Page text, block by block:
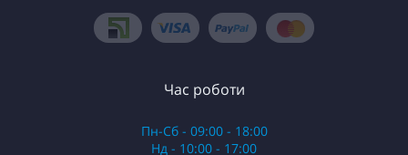
Час роботи
Пн-Сб - 09:00 - 18:00
Нд - 10:00 - 17:00